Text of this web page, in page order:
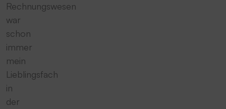
Rechnungswesen
war
schon
immer
mein
Lieblingsfach
in
der